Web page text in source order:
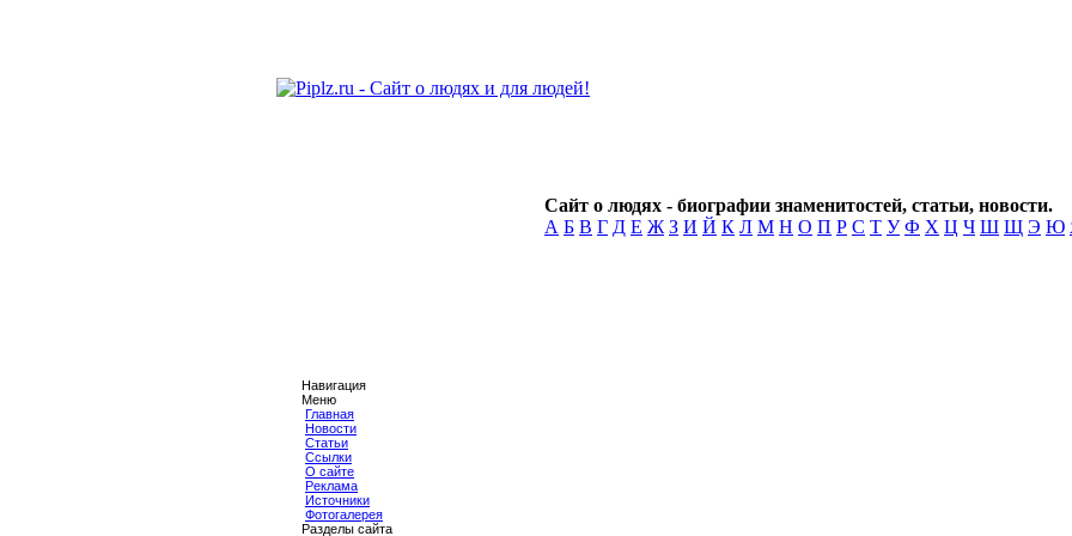
Сайт о людях - биографии знаменитостей, статьи, новости.
А Б В Г Д Е Ж З И Й К Л М Н О П Р С Т У Ф Х Ц Ч Ш Щ Э Ю
Навигация
Меню
Главная
Новости
Статьи
Ссылки
О сайте
Реклама
Источники
Фотогалерея
Разделы сайта